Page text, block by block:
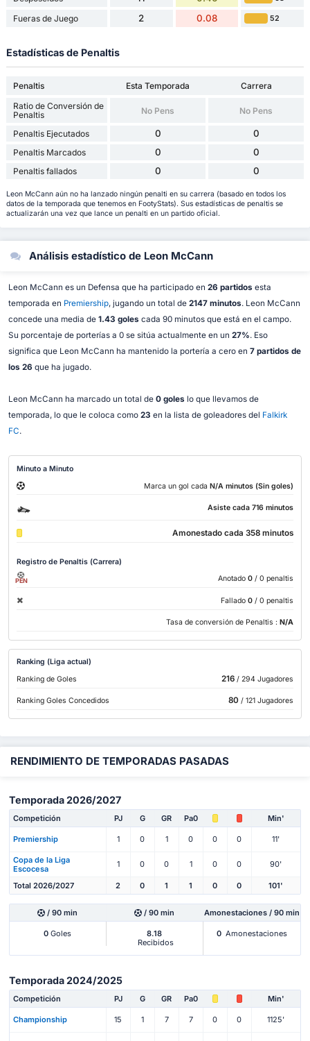
Fueras de Juego 2 0.08 52
Estadísticas de Penaltis
Penaltis Esta Temporada
Carrera
Ratio de Conversión de
Penaltis
No Pens No Pens
Penaltis Ejecutados 0 0
Penaltis Marcados 0 0
Penaltis fallados 0 0
Leon McCann aún no ha lanzado ningún penalti en su carrera (basado en todos los
datos de la temporada que tenemos en FootyStats). Sus estadísticas de penaltis se
actualizarán una vez que lance un penalti en un partido oficial.
Análisis estadístico de Leon McCann
Leon McCann es un Defensa que ha participado en 26 partidos esta
temporada en Premiership, jugando un total de 2147 minutos. Leon McCann
concede una media de 1.43 goles cada 90 minutos que está en el campo.
Su porcentaje de porterías a 0 se sitúa actualmente en un 27%. Eso
significa que Leon McCann ha mantenido la portería a cero en 7 partidos de
los 26 que ha jugado.
Leon McCann ha marcado un total de 0 goles lo que llevamos de
temporada, lo que le coloca como 23 en la lista de goleadores del Falkirk
FC.
Minuto a Minuto
Marca un gol cada N/A minutos (Sin goles)
Asiste cada 716 minutos
Amonestado cada 358 minutos
Registro de Penaltis (Carrera)
PEN Anotado 0 / 0 penaltis
Fallado 0 / 0 penaltis
Tasa de conversión de Penaltis : N/A
Ranking (Liga actual)
Ranking de Goles
216/ 294 Jugadores
Ranking Goles Concedidos 80 / 121 Jugadores
RENDIMIENTO DE TEMPORADAS PASADAS
Temporada 2026/2027
Competición PJ G GR Pa0 Min'
Premiership 1 0 1 0 0 0 11'
Copa de la Liga
Escocesa
1 0 0 1 0 0 90'
Total 2026/2027 2 0 1 1 0 0 101'
/ 90 min / 90 min Amonestaciones / 90 min
0 Goles
8.18
Recibidos
0 Amonestaciones
Temporada 2024/2025
Competición PJ G GR Pa0 Min'
Championship 15 1 7 7 0 0 1125'